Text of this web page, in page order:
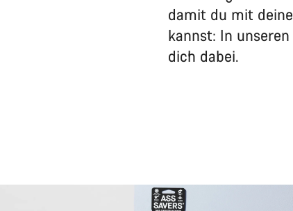
damit du mit
kannst: In
dich dabei.